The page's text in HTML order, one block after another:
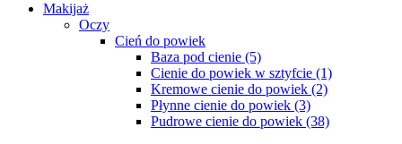
Makijaż
Oczy
Cień do powiek
Baza pod cienie (5)
Cienie do powiek w sztyfcie (1)
Kremowe cienie do powiek (2)
Płynne cienie do powiek (3)
Pudrowe cienie do powiek (38)